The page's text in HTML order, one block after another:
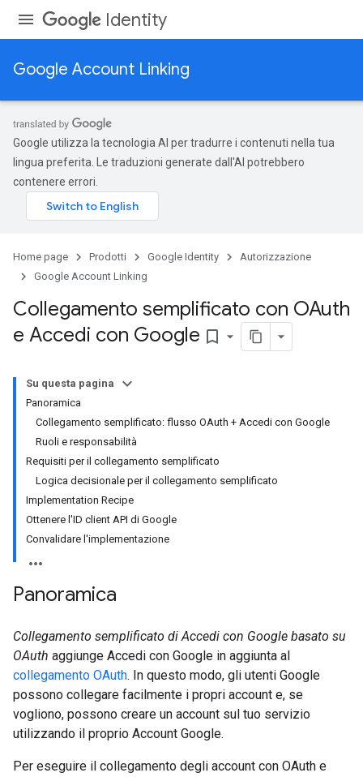
Identity
Google Account Linking
Google utilizza la tecnologia AI per tradurre i contenuti nella tua
lingua preferita. Le traduzioni generate dall'AI potrebbero
contenere errori.
Home page Prodotti Google Identity
Autorizzazione
Google Account Linking
Collegamento semplificato con OAuth
e Accedi con Google bookmark_border
Su questa pagina
Panoramica
Collegamento semplificato: flusso OAuth + Accedi con Google
Ruoli e responsabilità
Requisiti per il collegamento semplificato
Logica decisionale per il collegamento semplificato
Implementation Recipe
Ottenere l'ID client API di Google
Convalidare l'implementazione
Panoramica
Collegamento semplificato di Accedi con Google basato su
OAuth aggiunge Accedi con Google in aggiunta al
collegamento OAuth. In questo modo, gli utenti Google
possono collegare facilmente i propri account e, se
vogliono, possono creare un account sul tuo servizio
utilizzando il proprio Account Google.
Per eseguire il collegamento degli account con OAuth e